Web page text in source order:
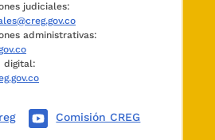
- Atlántico (Chevron).
- San Andrés Islas (Chevron).
Barranquilla - Atlántico.
(Ecospetróleo).
judiciales:
administrativas:
digital:
Comisión CREG